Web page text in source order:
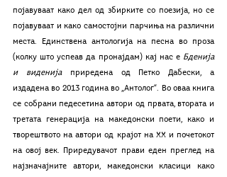
појавуваат како дел од збирките со поезија, но се
појавуваат и како самостојни парчиња на различни
места. Единствена антологија на песна во проза
(колку што успеав да пронајдам) кај нас е Бденија
и виденија приредена од Петко Дабески, а
издадена во 2013 година во „Антолог“. Во оваа книга
се собрани педесетина автори од првата, втората и
третата генерација на македонски поети, како и
творештвото на автори од крајот на ХХ и почетокот
на овој век. Приредувачот прави еден преглед на
најзначајните автори, македонски класици како